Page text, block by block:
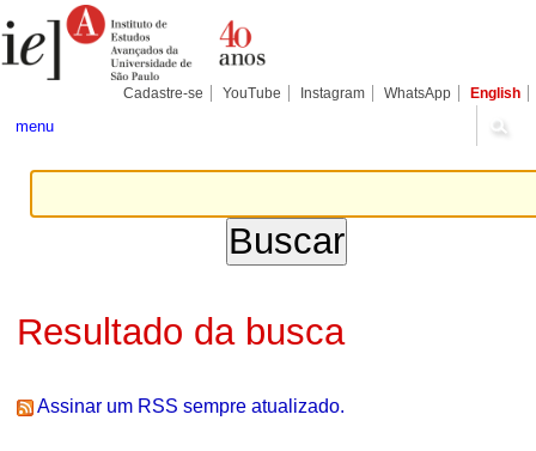
para
conteúdo.
Pessoais
Cadastre-se YouTube Instagram WhatsApp English
menu
Resultado da busca
Assinar um RSS sempre atualizado.